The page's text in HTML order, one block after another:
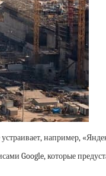
например,
Google, которые